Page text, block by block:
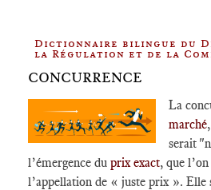
Dictionnaire bilingue du
la Régulation et de la
CONCURRENCE
La
marché
serait
l’émergence du prix exact, que
l’appellation de « juste prix ». Elle